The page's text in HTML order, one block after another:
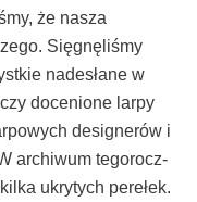
że nasza
Się­gnę­li­śmy
nade­sła­ne w
doce­nio­ne lar­py
desi­gne­rów i
archi­wum tego­rocz­
ukry­tych pere­łek.